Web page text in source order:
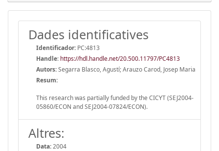
Dades identificatives
Identificador: PC:4813
Handle: https://hdl.handle.net/20.500.11797/PC4813
Autors:Segarra Blasco, Agustí; Arauzo Carod, Josep Maria
Resum:
This research was partially funded by the CICYT (SEJ2004-
05860/ECON and SEJ2004-07824/ECON).
Altres:
Data:2004